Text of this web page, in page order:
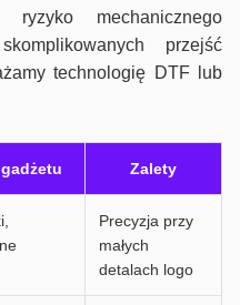
ryzyko mechanicznego
przejść
technologię DTF lub
Zalety
Precyzja przy
małych
detalach logo